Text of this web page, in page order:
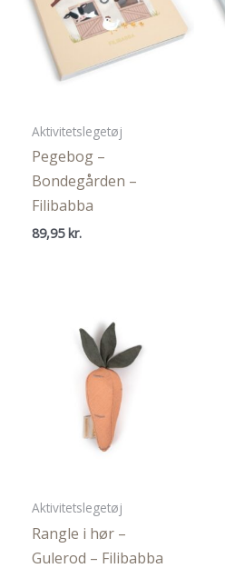
Aktivitetslegetøj
Pegebog –
Bondegården –
Filibabba
89,95 kr.
Aktivitetslegetøj
Rangle i hør –
Gulerod – Filibabba